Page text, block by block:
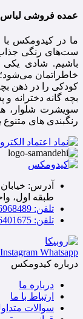
عمده فروشی لباس
ما در کیدومکس با
ست‌های رنگی
باشیم. شادی
خاطراتمان
کودکی را در ذهن
بچه گانه دخترانه
سویشرت شلوار،
رنگبندی های
آدرس:
طبقه اول، واحد
تلفن: 66968489-021
تلفن: 66401675-021
Instagram Whatsapp
درباره کیدومکس
درباره ما
ارتباط با ما
سوالات